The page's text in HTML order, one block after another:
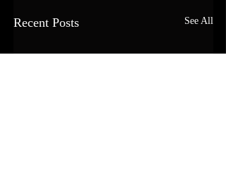
Recent Posts See All